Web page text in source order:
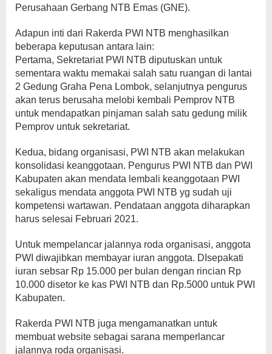
Perusahaan Gerbang NTB Emas (GNE).
Adapun inti dari Rakerda PWI NTB menghasilkan
beberapa keputusan antara lain:
Pertama, Sekretariat PWI NTB diputuskan untuk
sementara waktu memakai salah satu ruangan di lantai
2 Gedung Graha Pena Lombok, selanjutnya pengurus
akan terus berusaha melobi kembali Pemprov NTB
untuk mendapatkan pinjaman salah satu gedung milik
Pemprov untuk sekretariat.
Kedua, bidang organisasi, PWI NTB akan melakukan
konsolidasi keanggotaan. Pengurus PWI NTB dan PWI
Kabupaten akan mendata lembali keanggotaan PWI
sekaligus mendata anggota PWI NTB yg sudah uji
kompetensi wartawan. Pendataan anggota diharapkan
harus selesai Februari 2021.
Untuk mempelancar jalannya roda organisasi, anggota
PWI diwajibkan membayar iuran anggota. DIsepakati
iuran sebsar Rp 15.000 per bulan dengan rincian Rp
10.000 disetor ke kas PWI NTB dan Rp.5000 untuk PWI
Kabupaten.
Rakerda PWI NTB juga mengamanatkan untuk
membuat website sebagai sarana memperlancar
jalannya roda organisasi.